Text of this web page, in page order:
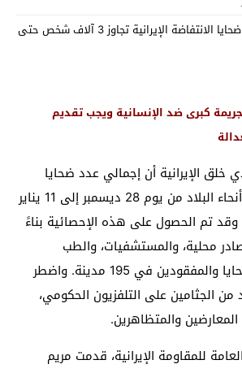
كبرى ضد الإنسانية ويجب تقديم
الإيرانية أن إجمالي عدد ضحايا
الانتفاضة في جميع أنحاء البلاد من يوم 28 ديسمبر إلى 11 يناير
وقد تم الحصول على هذه الإحصائية بناءً
محلية، والمستشفيات، والطب
الشرعي، وعوائل الضحايا والمفقودين في 195 مدينة. واضطر
الجثامين على التلفزيون الحكومي،
والمتظاهرين.
للمقاومة الإيرانية، قدمت مريم